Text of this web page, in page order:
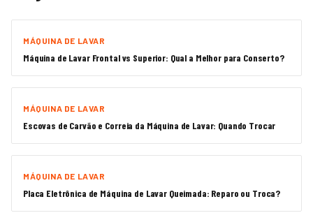
MÁQUINA DE LAVAR
Máquina de Lavar Frontal vs Superior: Qual a Melhor para Conserto?
MÁQUINA DE LAVAR
Escovas de Carvão e Correia da Máquina de Lavar: Quando Trocar
MÁQUINA DE LAVAR
Placa Eletrônica de Máquina de Lavar Queimada: Reparo ou Troca?